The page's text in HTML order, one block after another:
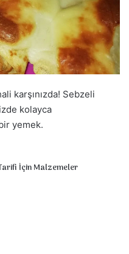
karşınızda! Sebzeli
kolayca
yemek.
İçin Malzemeler